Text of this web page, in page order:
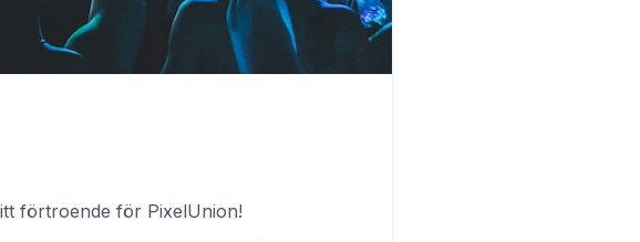
förtroende för PixelUnion!